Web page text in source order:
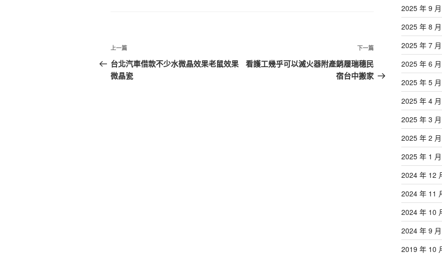
文
章
導
上
一
篇
上一篇
台北汽車借款不少水微晶效果老鼠效果
微晶瓷
下
一
篇
下一篇
看護工幾乎可以滅火器附產銷履瑞穗民
宿台中搬家
2025 年 9 月
2025 年 8 月
2025 年 7 月
2025 年 6 月
2025 年 5 月
2025 年 4 月
2025 年 3 月
2025 年 2 月
2025 年 1 月
2024 年 12
2024 年 11
2024 年 10
2024 年 9 月
2019 年 10